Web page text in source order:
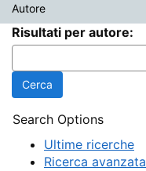
Autore
Risultati per autore:
Search Options
Ultime ricerche
Ricerca avanzata